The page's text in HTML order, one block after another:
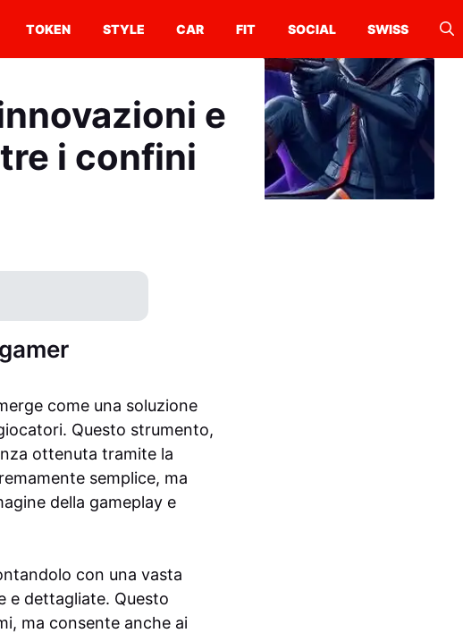
TOKEN STYLE CAR FIT SOCIAL SWISS
e
i confini
come una soluzione
Questo strumento,
ottenuta tramite la
semplice, ma
della gameplay e
con una vasta
e dettagliate. Questo
ma consente anche ai